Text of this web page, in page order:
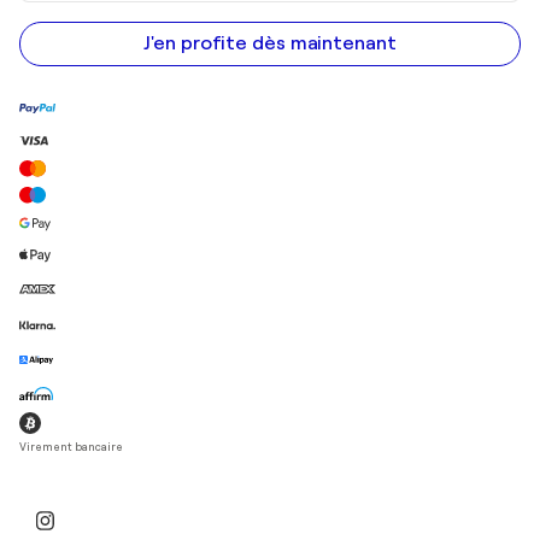
e-
mail
J'en profite dès maintenant
Virement bancaire